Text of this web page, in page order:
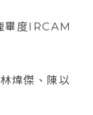
畢度IRCAM
煒傑、陳以